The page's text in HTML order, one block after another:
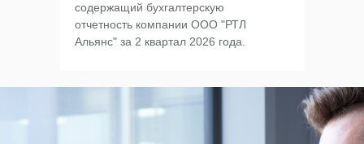
содержащий бухгалтерскую
отчетность компании ООО "РТЛ
Альянс" за 2 квартал 2026 года.